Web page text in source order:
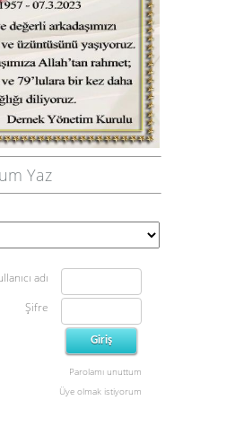
Yaz
adı
Şifre
Parolamı unuttum
Üye olmak istiyorum